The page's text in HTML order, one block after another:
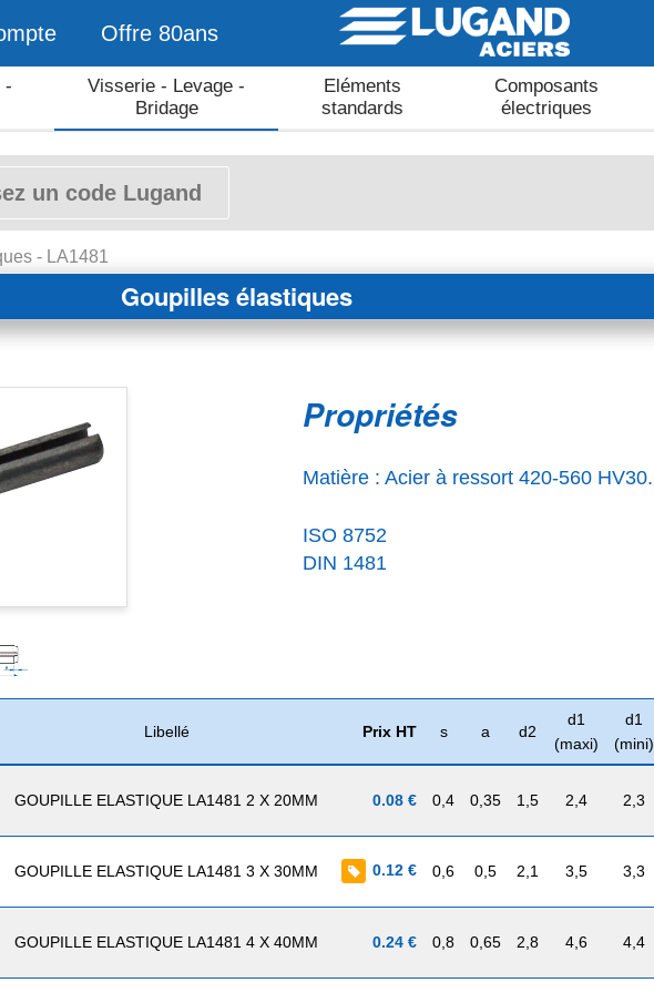
Offre 80ans
-
Visserie - Levage -
Bridage
Eléments
standards
Composants
électriques
- LA1481
Goupilles élastiques
Propriétés
Matière : Acier à ressort 420-560 HV30.
ISO 8752
DIN 1481
Libellé Prix HT s a d2
d1
(maxi)
d1
(mini)
GOUPILLE ELASTIQUE LA1481 2 X 20MM 0.08 € 0,4 0,35 1,5 2,4 2,3
GOUPILLE ELASTIQUE LA1481 3 X 30MM 0.12 € 0,6 0,5 2,1 3,5 3,3
GOUPILLE ELASTIQUE LA1481 4 X 40MM 0.24 € 0,8 0,65 2,8 4,6 4,4